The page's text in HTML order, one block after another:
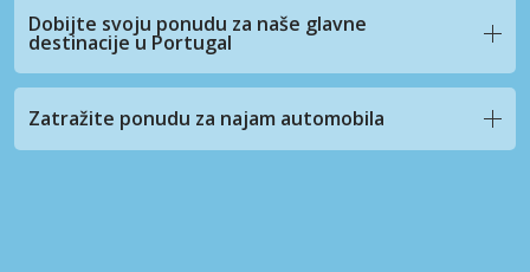
Dobijte svoju ponudu za naše glavne
destinacije u Portugal
Zatražite ponudu za najam automobila